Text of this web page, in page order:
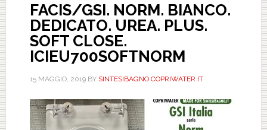
FACIS/GSI. NORM. BIANCO.
DEDICATO. UREA. PLUS.
SOFT CLOSE.
ICIEU700SOFTNORM
15 MAGGIO, 2019BY SINTESIBAGNO COPRIWATER.IT